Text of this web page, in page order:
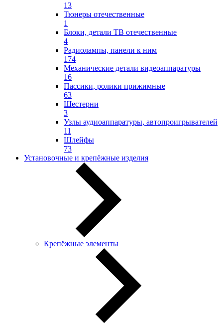
13
Тюнеры отечественные
1
Блоки, детали ТВ отечественные
4
Радиолампы, панели к ним
174
Механические детали видеоаппаратуры
16
Пассики, ролики прижимные
63
Шестерни
3
Узлы аудиоаппаратуры, автопроигрывателей
11
Шлейфы
73
Установочные и крепёжные изделия
Крепёжные элементы